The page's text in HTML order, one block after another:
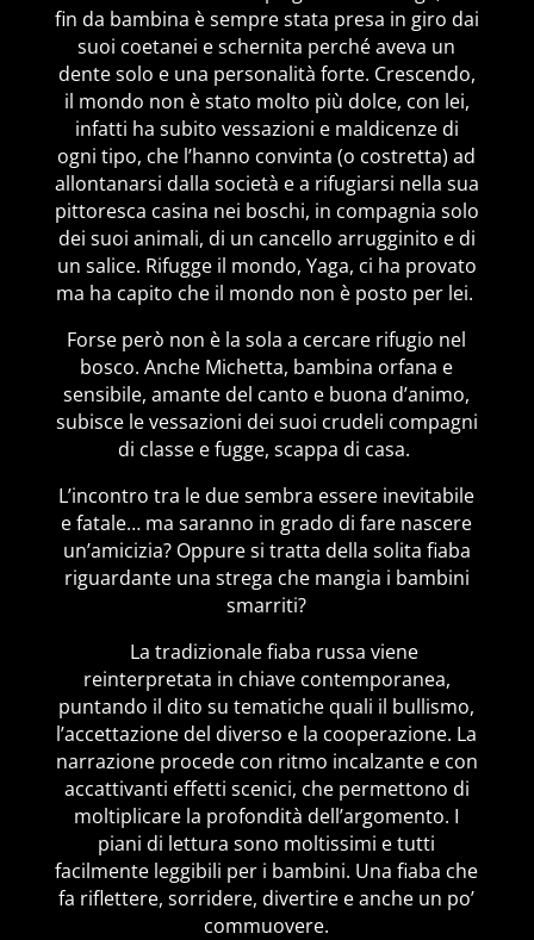
fin da bambina è sempre stata presa in giro dai
suoi coetanei e schernita perché aveva un
dente solo e una personalità forte. Crescendo,
il mondo non è stato molto più dolce, con lei,
infatti ha subito vessazioni e maldicenze di
ogni tipo, che l’hanno convinta (o costretta) ad
allontanarsi dalla società e a rifugiarsi nella sua
pittoresca casina nei boschi, in compagnia solo
dei suoi animali, di un cancello arrugginito e di
un salice. Rifugge il mondo, Yaga, ci ha provato
ma ha capito che il mondo non è posto per lei.
Forse però non è la sola a cercare rifugio nel
bosco. Anche Michetta, bambina orfana e
sensibile, amante del canto e buona d’animo,
subisce le vessazioni dei suoi crudeli compagni
di classe e fugge, scappa di casa.
L’incontro tra le due sembra essere inevitabile
e fatale… ma saranno in grado di fare nascere
un’amicizia? Oppure si tratta della solita fiaba
riguardante una strega che mangia i bambini
smarriti?
La tradizionale fiaba russa viene
reinterpretata in chiave contemporanea,
puntando il dito su tematiche quali il bullismo,
l’accettazione del diverso e la cooperazione. La
narrazione procede con ritmo incalzante e con
accattivanti effetti scenici, che permettono di
moltiplicare la profondità dell’argomento. I
piani di lettura sono moltissimi e tutti
facilmente leggibili per i bambini. Una fiaba che
fa riflettere, sorridere, divertire e anche un po’
commuovere.